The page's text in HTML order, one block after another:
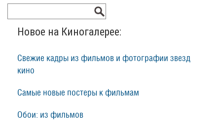
Новое на Киногалерее:
Свежие кадры из фильмов и фотографии звезд
кино
Самые новые постеры к фильмам
Обои: из фильмов